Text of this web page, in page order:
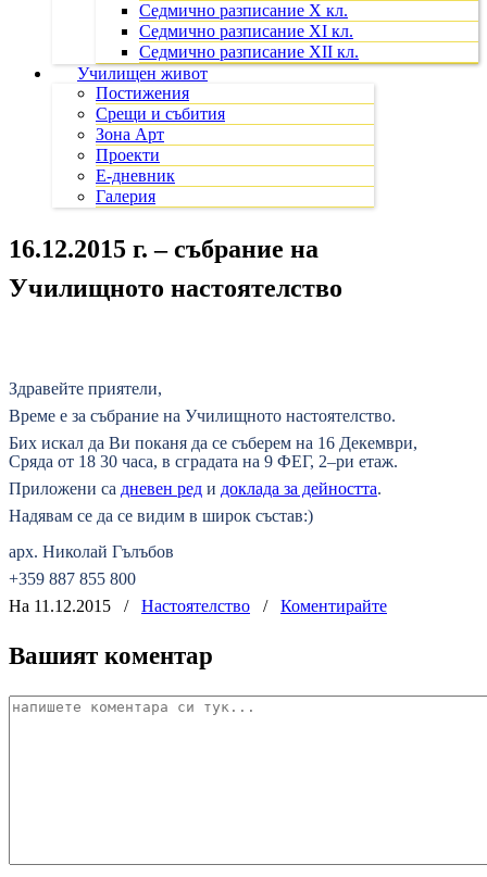
Седмично разписание X кл.
Седмично разписание XI кл.
Седмично разписание XII кл.
Училищен живот
Постижения
Срещи и събития
Зона Арт
Проекти
Е-дневник
Галерия
16.12.2015 г. – събрание на
Училищното настоятелство
Здравейте приятели,
Време е за събрание на Училищното настоятелство.
Бих искал да Ви поканя да се съберем на 16 Декември,
Сряда от 18 30 часа, в сградата на 9 ФЕГ, 2–ри етаж.
Приложени са дневен ред и доклада за дейността.
Надявам се да се видим в широк състав:)
арх. Николай Гълъбов
+359 887 855 800
На 11.12.2015
/ Настоятелство / Коментирайте
Вашият коментар